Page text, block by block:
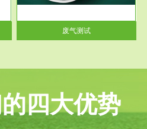
要
废气测试
四大优势